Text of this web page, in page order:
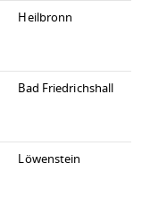
Heilbronn
Bad Friedrichshall
Löwenstein